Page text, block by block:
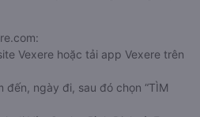
Vân Canh - Bình Định từ Ea
tín nhất
- Đắk Lắk Vân Canh - Bình